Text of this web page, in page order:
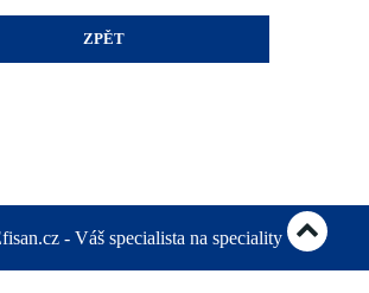
ZPĚT
- Váš specialista na speciality